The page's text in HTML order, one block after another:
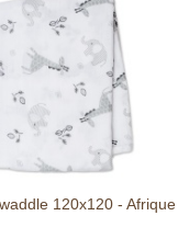
120x120 - Afrique